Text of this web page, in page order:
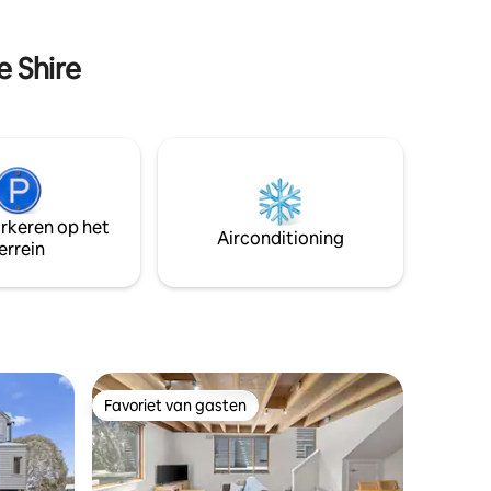
Shire
op het
Airconditioning
Favoriet van gasten
Favoriet van gasten